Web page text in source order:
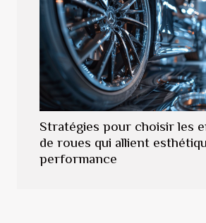
Stratégies pour choisir les
de roues qui allient
performance